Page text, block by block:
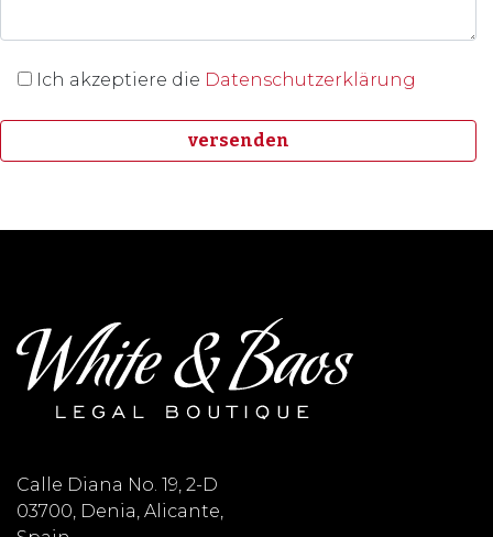
Ich akzeptiere die Datenschutzerklärung
Calle Diana No. 19, 2-D
03700, Denia, Alicante,